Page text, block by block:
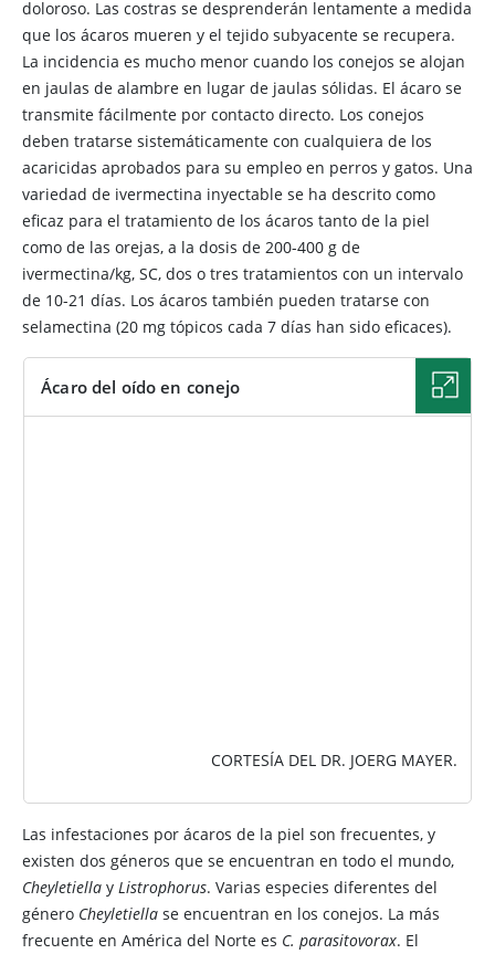
doloroso. Las costras se desprenderán lentamente a medida
que los ácaros mueren y el tejido subyacente se recupera.
La incidencia es mucho menor cuando los conejos se alojan
en jaulas de alambre en lugar de jaulas sólidas. El ácaro se
transmite fácilmente por contacto directo. Los conejos
deben tratarse sistemáticamente con cualquiera de los
acaricidas aprobados para su empleo en perros y gatos. Una
variedad de ivermectina inyectable se ha descrito como
eficaz para el tratamiento de los ácaros tanto de la piel
como de las orejas, a la dosis de 200-400 g de
ivermectina/kg, SC, dos o tres tratamientos con un intervalo
de 10-21 días. Los ácaros también pueden tratarse con
selamectina (20 mg tópicos cada 7 días han sido eficaces).
Ácaro del oído en conejo
CORTESÍA DEL DR. JOERG MAYER.
Las infestaciones por ácaros de la piel son frecuentes, y
existen dos géneros que se encuentran en todo el mundo,
Cheyletiella y Listrophorus. Varias especies diferentes del
género Cheyletiella se encuentran en los conejos. La más
frecuente en América del Norte es C. parasitovorax. El